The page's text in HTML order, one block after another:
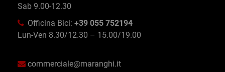
Sab 9.00-12.30
Officina Bici: +39 055 752194
Lun-Ven 8.30/12.30 – 15.00/19.00
commerciale@maranghi.it